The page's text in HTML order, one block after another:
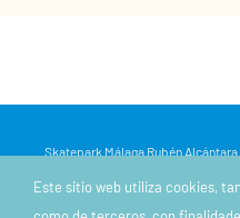
Skatepark Málaga Rubén Alcántara .
Aviso legal
Política de
Este sitio web utiliza cookies,